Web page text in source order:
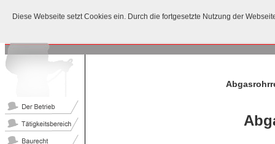
Diese Webseite setzt Cookies ein. Durch die fortgesetzte Nutzung der